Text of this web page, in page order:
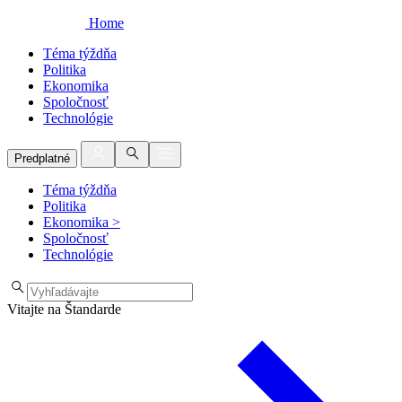
Home
Téma týždňa
Politika
Ekonomika
Spoločnosť
Technológie
Predplatné
Téma týždňa
Politika
Ekonomika >
Spoločnosť
Technológie
Vitajte na Štandarde